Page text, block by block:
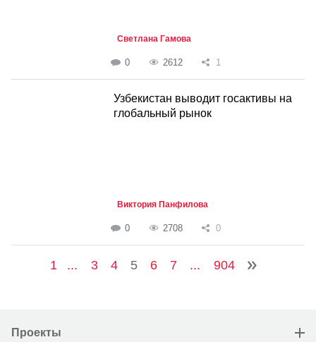
Светлана Гамова
0 2612 1
Узбекистан выводит госактивы на
глобальный рынок
Виктория Панфилова
0 2708 0
1 ... 3 4 5 6 7 ... 904
Проекты